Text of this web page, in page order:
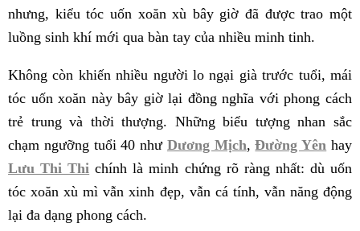
nhưng, kiểu tóc uốn xoăn xù bây giờ đã được trao một
luồng sinh khí mới qua bàn tay của nhiều minh tinh.
Không còn khiến nhiều người lo ngại già trước tuổi, mái
tóc uốn xoăn này bây giờ lại đồng nghĩa với phong cách
trẻ trung và thời thượng. Những biểu tượng nhan sắc
chạm ngưỡng tuổi 40 như Dương Mịch,Đường Yên hay
Lưu Thi Thi chính là minh chứng rõ ràng nhất: dù uốn
tóc xoăn xù mì vẫn xinh đẹp, vẫn cá tính, vẫn năng động
lại đa dạng phong cách.